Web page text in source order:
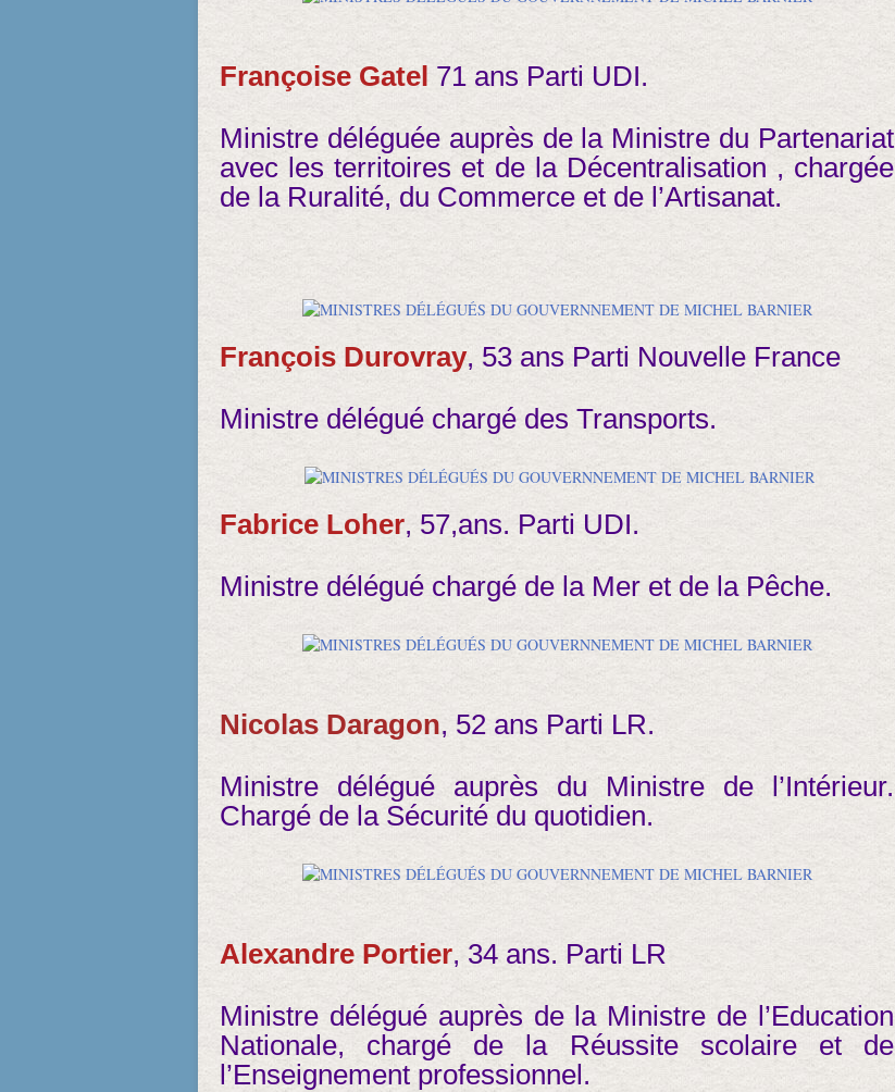
Françoise Gatel 71 ans Parti UDI.
Ministre déléguée auprès de la Ministre du Partenariat
avec les territoires et de la Décentralisation , chargée
de la Ruralité, du Commerce et de l’Artisanat.
François Durovray, 53 ans Parti Nouvelle France
Ministre délégué chargé des Transports.
Fabrice Loher, 57,ans. Parti UDI.
Ministre délégué chargé de la Mer et de la Pêche.
Nicolas Daragon, 52 ans Parti LR.
Ministre délégué auprès du Ministre de l’Intérieur.
Chargé de la Sécurité du quotidien.
Alexandre Portier, 34 ans. Parti LR
Ministre délégué auprès de la Ministre de l’Education
Nationale, chargé de la Réussite scolaire et de
l’Enseignement professionnel.